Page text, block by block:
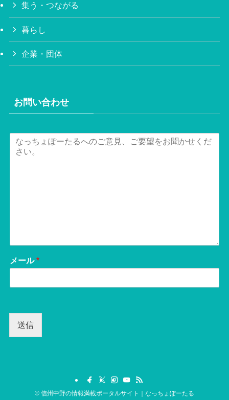
集う・つながる
暮らし
企業・団体
お問い合わせ
メール*
送信
© 信州中野の情報満載ポータルサイト｜なっちょぽーたる